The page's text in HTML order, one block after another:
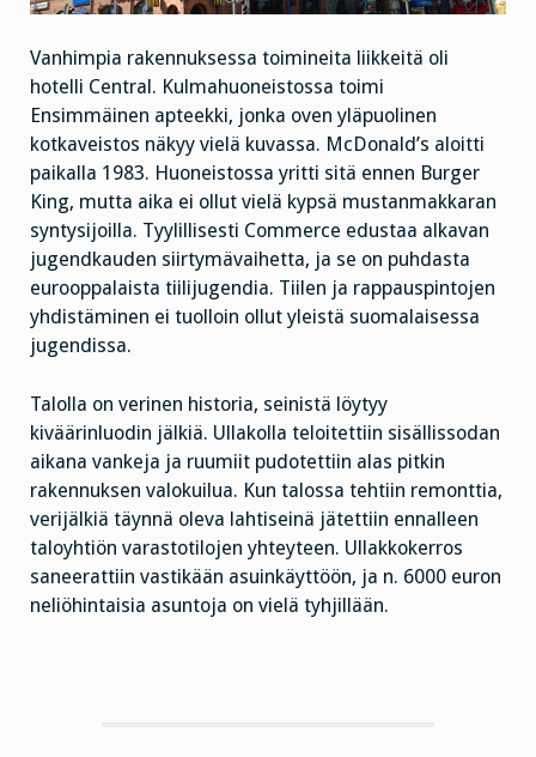
Vanhimpia rakennuksessa toimineita liikkeitä oli
hotelli Central. Kulmahuoneistossa toimi
Ensimmäinen apteekki, jonka oven yläpuolinen
kotkaveistos näkyy vielä kuvassa. McDonald’s aloitti
paikalla 1983. Huoneistossa yritti sitä ennen Burger
King, mutta aika ei ollut vielä kypsä mustanmakkaran
syntysijoilla. Tyylillisesti Commerce edustaa alkavan
jugendkauden siirtymävaihetta, ja se on puhdasta
eurooppalaista tiilijugendia. Tiilen ja rappauspintojen
yhdistäminen ei tuolloin ollut yleistä suomalaisessa
jugendissa.
Talolla on verinen historia, seinistä löytyy
kiväärinluodin jälkiä. Ullakolla teloitettiin sisällissodan
aikana vankeja ja ruumiit pudotettiin alas pitkin
rakennuksen valokuilua. Kun talossa tehtiin remonttia,
verijälkiä täynnä oleva lahtiseinä jätettiin ennalleen
taloyhtiön varastotilojen yhteyteen. Ullakkokerros
saneerattiin vastikään asuinkäyttöön, ja n. 6000 euron
neliöhintaisia asuntoja on vielä tyhjillään.